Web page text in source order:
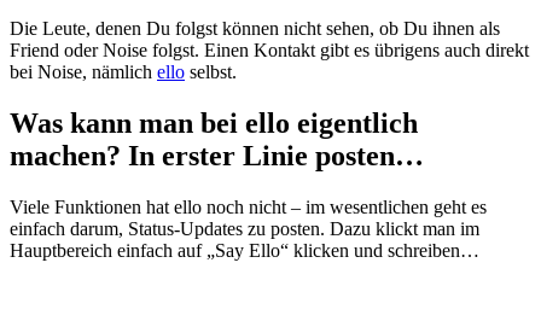
Die Leute, denen Du folgst können nicht sehen, ob Du ihnen als
Friend oder Noise folgst. Einen Kontakt gibt es übrigens auch direkt
bei Noise, nämlich ello selbst.
Was kann man bei ello eigentlich
machen? In erster Linie posten…
Viele Funktionen hat ello noch nicht – im wesentlichen geht es
einfach darum, Status-Updates zu posten. Dazu klickt man im
Hauptbereich einfach auf „Say Ello“ klicken und schreiben…